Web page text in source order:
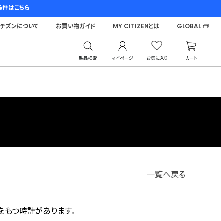
はこちら
製品検索 マイページ お気に入り カート
ズンについて お買い物ガイド MY CITIZENとは GLOBAL
一覧へ戻る
つ時計があります。